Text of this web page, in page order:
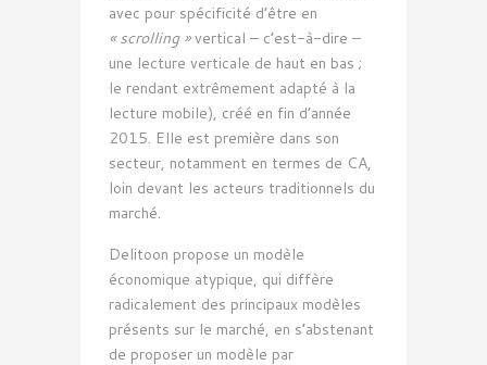
avec pour spécificité d’être en
« scrolling »vertical – c’est-à-dire –
une lecture verticale de haut en bas ;
le rendant extrêmement adapté à la
lecture mobile), créé en fin d’année
2015. Elle est première dans son
secteur, notamment en termes de CA,
loin devant les acteurs traditionnels du
marché.
Delitoon propose un modèle
économique atypique, qui diffère
radicalement des principaux modèles
présents sur le marché, en s’abstenant
de proposer un modèle par